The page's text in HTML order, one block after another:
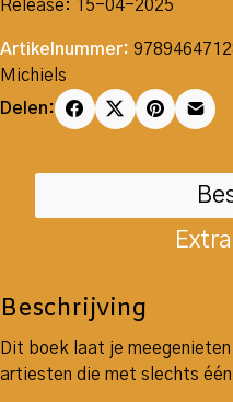
Release: 15-04-2025
Artikelnummer:
Michiels
Delen:
Beschrijving
Dit boek laat je
artiesten die met slechts